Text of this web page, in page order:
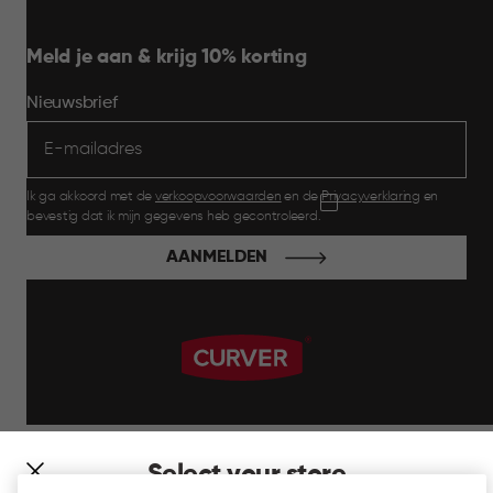
Select your store
Meld je aan & krijg 10% korting
Nieuwsbrief
Ik ga akkoord met de verkoopvoorwaarden en dePrivacyverklaring en
bevestig dat ik mijn gegevens heb gecontroleerd.
AANMELDEN